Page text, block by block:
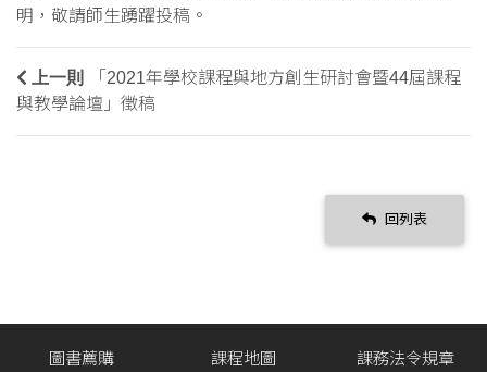
明，敬請師生踴躍投稿。
上一則
「2021年學校課程與地方創生研討會暨44屆課程
與教學論壇」徵稿
回列表
圖書薦購 課程地圖 課務法令規章